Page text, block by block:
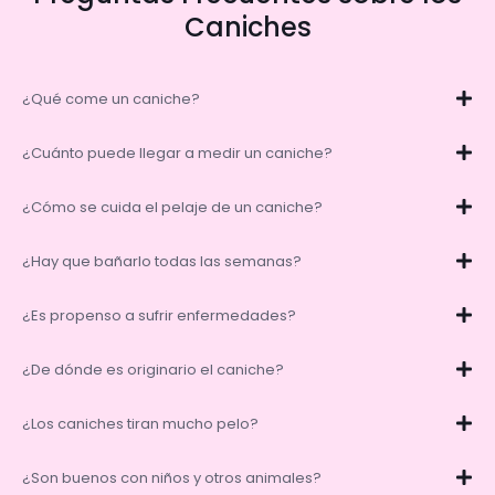
Caniches
¿Qué come un caniche?
¿Cuánto puede llegar a medir un caniche?
¿Cómo se cuida el pelaje de un caniche?
¿Hay que bañarlo todas las semanas?
¿Es propenso a sufrir enfermedades?
¿De dónde es originario el caniche?
¿Los caniches tiran mucho pelo?
¿Son buenos con niños y otros animales?